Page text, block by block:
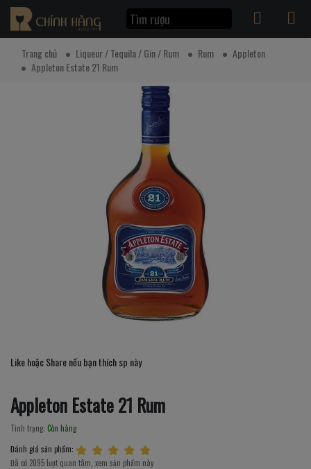
Trang chủ Liqueur / Tequila / Gin / Rum Rum
Appleton
Appleton Estate 21 Rum
Like hoặc Share nếu bạn thích sp này
Appleton Estate 21 Rum
Tình trạng: Còn hàng
Đánh giá sản phẩm:
Đã có 2095 lượt quan tâm, xem sản phẩm này